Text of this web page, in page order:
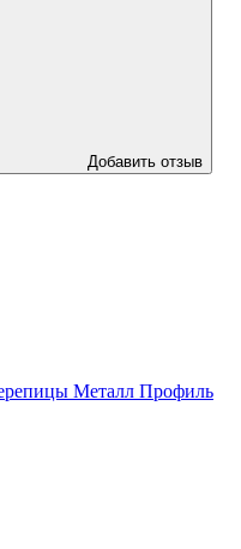
Добавить отзыв
Металл Профиль